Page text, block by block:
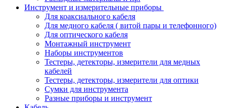
Инструмент и измерительные приборы
Для коаксиального кабеля
Для медного кабеля ( витой пары и телефонного)
Для оптического кабеля
Монтажный инструмент
Наборы инструментов
Тестеры, детекторы, измерители для медных
кабелей
Тестеры, детекторы, измерители для оптики
Сумки для инструмента
Разные приборы и инструмент